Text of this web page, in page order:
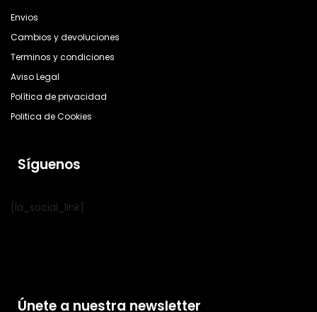
Envios
Cambios y devoluciones
Terminos y condiciones
Aviso Legal
Política de privacidad
Politica de Cookies
Síguenos
[la_social_link]
Únete a nuestra newsletter